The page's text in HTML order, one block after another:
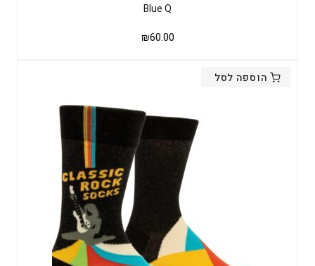
Blue Q
₪60.00
הוספה לסל